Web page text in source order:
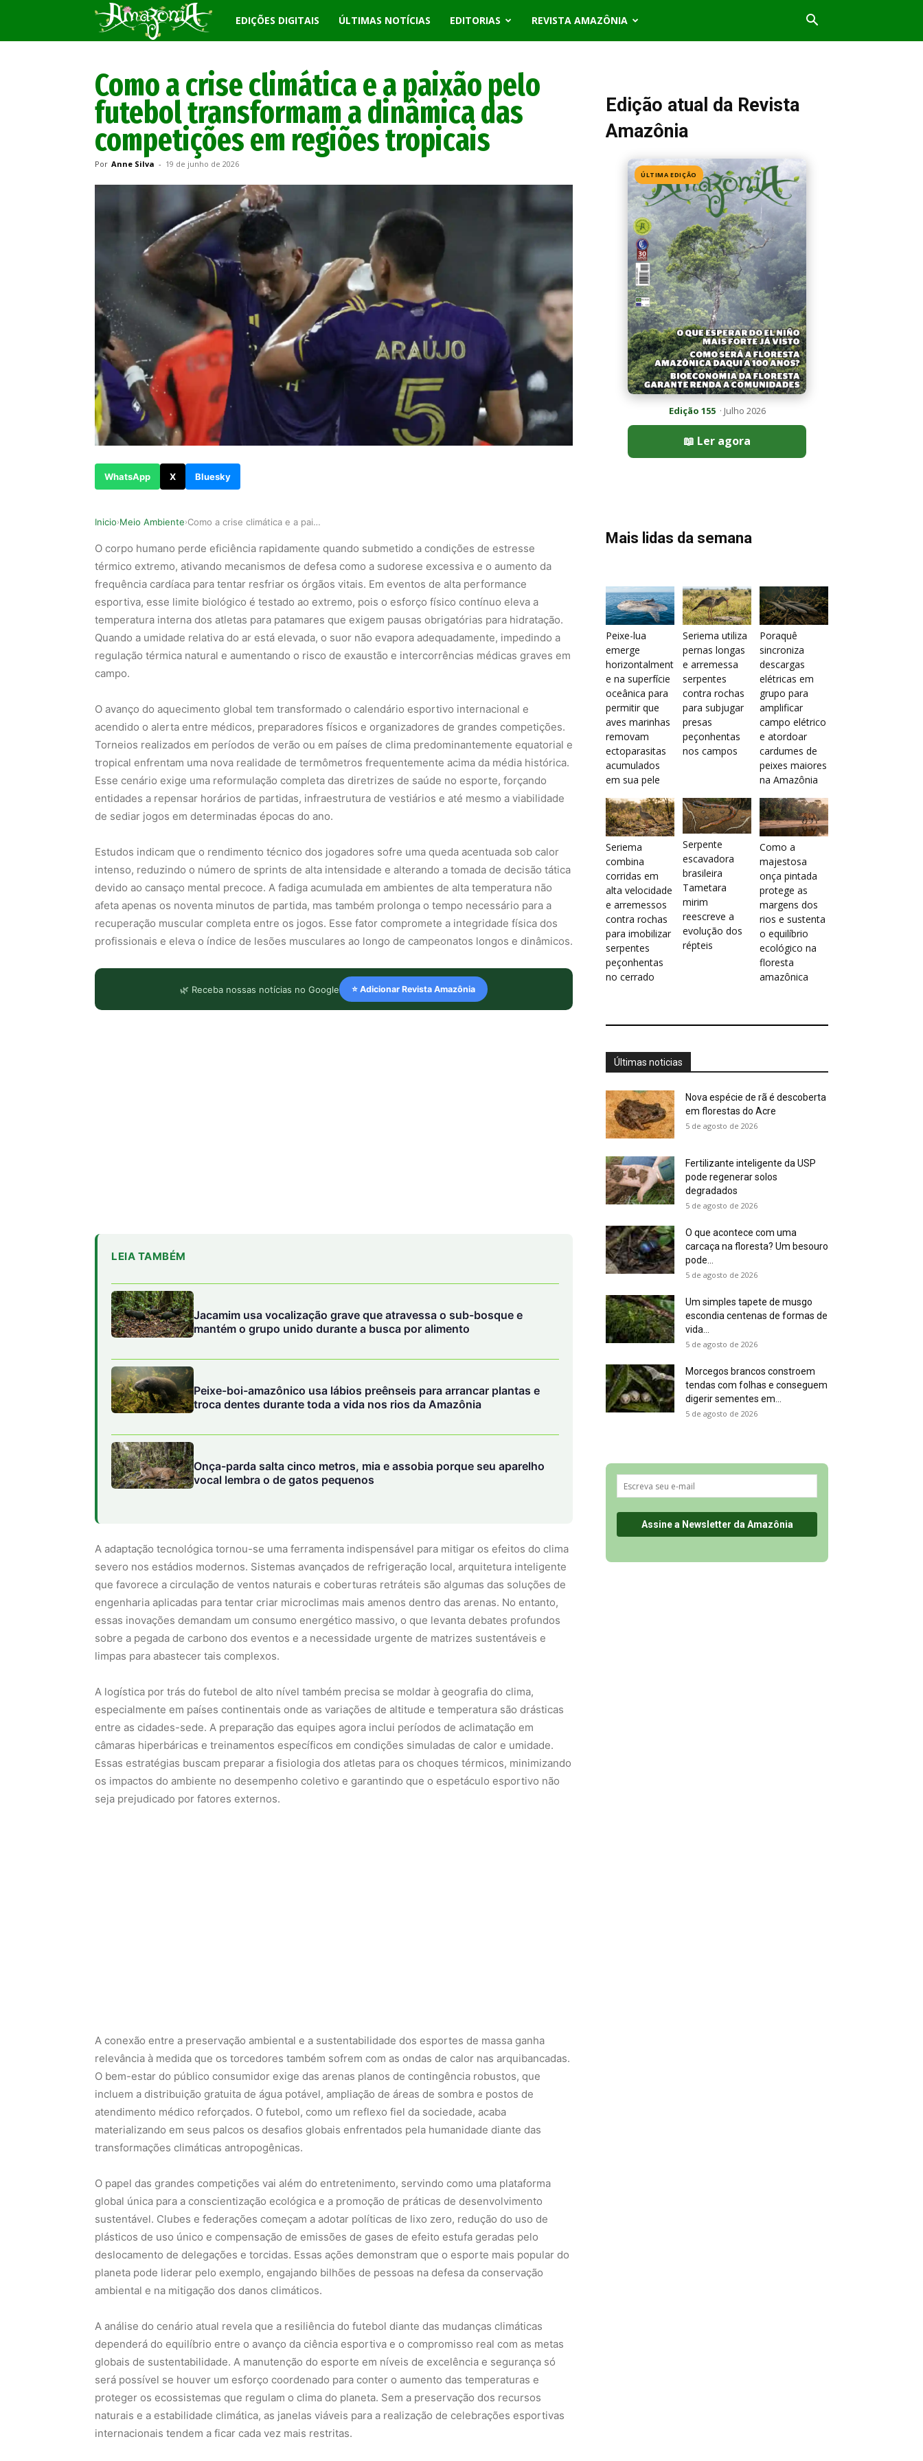
Revista
EDIÇÕES DIGITAIS ÚLTIMAS NOTÍCIAS EDITORIAS REVISTA AMAZÔNIA
Como a crise climática e a paixão pelo
futebol transformam a dinâmica das
competições em regiões tropicais
Por Anne Silva - 19 de junho de 2026
WhatsApp X Bluesky
Inicio›Meio Ambiente› Como a crise climática e a paixão pelo futebol …
O corpo humano perde eficiência rapidamente quando submetido a condições de estresse
térmico extremo, ativando mecanismos de defesa como a sudorese excessiva e o aumento da
frequência cardíaca para tentar resfriar os órgãos vitais. Em eventos de alta performance
esportiva, esse limite biológico é testado ao extremo, pois o esforço físico contínuo eleva a
temperatura interna dos atletas para patamares que exigem pausas obrigatórias para hidratação.
Quando a umidade relativa do ar está elevada, o suor não evapora adequadamente, impedindo a
regulação térmica natural e aumentando o risco de exaustão e intercorrências médicas graves em
campo.
O avanço do aquecimento global tem transformado o calendário esportivo internacional e
acendido o alerta entre médicos, preparadores físicos e organizadores de grandes competições.
Torneios realizados em períodos de verão ou em países de clima predominantemente equatorial e
tropical enfrentam uma nova realidade de termômetros frequentemente acima da média histórica.
Esse cenário exige uma reformulação completa das diretrizes de saúde no esporte, forçando
entidades a repensar horários de partidas, infraestrutura de vestiários e até mesmo a viabilidade
de sediar jogos em determinadas épocas do ano.
Estudos indicam que o rendimento técnico dos jogadores sofre uma queda acentuada sob calor
intenso, reduzindo o número de sprints de alta intensidade e alterando a tomada de decisão tática
devido ao cansaço mental precoce. A fadiga acumulada em ambientes de alta temperatura não
afeta apenas os noventa minutos de partida, mas também prolonga o tempo necessário para a
recuperação muscular completa entre os jogos. Esse fator compromete a integridade física dos
profissionais e eleva o índice de lesões musculares ao longo de campeonatos longos e dinâmicos.
🌿 Receba nossas notícias no Google ⭐ Adicionar Revista Amazônia
LEIA TAMBÉM
Jacamim usa vocalização grave que atravessa o sub-bosque e
mantém o grupo unido durante a busca por alimento
Peixe-boi-amazônico usa lábios preênseis para arrancar plantas e
troca dentes durante toda a vida nos rios da Amazônia
Onça-parda salta cinco metros, mia e assobia porque seu aparelho
vocal lembra o de gatos pequenos
A adaptação tecnológica tornou-se uma ferramenta indispensável para mitigar os efeitos do clima
severo nos estádios modernos. Sistemas avançados de refrigeração local, arquitetura inteligente
que favorece a circulação de ventos naturais e coberturas retráteis são algumas das soluções de
engenharia aplicadas para tentar criar microclimas mais amenos dentro das arenas. No entanto,
essas inovações demandam um consumo energético massivo, o que levanta debates profundos
sobre a pegada de carbono dos eventos e a necessidade urgente de matrizes sustentáveis e
limpas para abastecer tais complexos.
A logística por trás do futebol de alto nível também precisa se moldar à geografia do clima,
especialmente em países continentais onde as variações de altitude e temperatura são drásticas
entre as cidades-sede. A preparação das equipes agora inclui períodos de aclimatação em
câmaras hiperbáricas e treinamentos específicos em condições simuladas de calor e umidade.
Essas estratégias buscam preparar a fisiologia dos atletas para os choques térmicos, minimizando
os impactos do ambiente no desempenho coletivo e garantindo que o espetáculo esportivo não
seja prejudicado por fatores externos.
A conexão entre a preservação ambiental e a sustentabilidade dos esportes de massa ganha
relevância à medida que os torcedores também sofrem com as ondas de calor nas arquibancadas.
O bem-estar do público consumidor exige das arenas planos de contingência robustos, que
incluem a distribuição gratuita de água potável, ampliação de áreas de sombra e postos de
atendimento médico reforçados. O futebol, como um reflexo fiel da sociedade, acaba
materializando em seus palcos os desafios globais enfrentados pela humanidade diante das
transformações climáticas antropogênicas.
O papel das grandes competições vai além do entretenimento, servindo como uma plataforma
global única para a conscientização ecológica e a promoção de práticas de desenvolvimento
sustentável. Clubes e federações começam a adotar políticas de lixo zero, redução do uso de
plásticos de uso único e compensação de emissões de gases de efeito estufa geradas pelo
deslocamento de delegações e torcidas. Essas ações demonstram que o esporte mais popular do
planeta pode liderar pelo exemplo, engajando bilhões de pessoas na defesa da conservação
ambiental e na mitigação dos danos climáticos.
A análise do cenário atual revela que a resiliência do futebol diante das mudanças climáticas
dependerá do equilíbrio entre o avanço da ciência esportiva e o compromisso real com as metas
globais de sustentabilidade. A manutenção do esporte em níveis de excelência e segurança só
será possível se houver um esforço coordenado para conter o aumento das temperaturas e
proteger os ecossistemas que regulam o clima do planeta. Sem a preservação dos recursos
naturais e a estabilidade climática, as janelas viáveis para a realização de celebrações esportivas
internacionais tendem a ficar cada vez mais restritas.
Edição atual da Revista
Amazônia
ÚLTIMA EDIÇÃO
Edição 155· Julho 2026
📖 Ler agora
Mais lidas da semana
Peixe-lua
emerge
horizontalment
e na superfície
oceânica para
permitir que
aves marinhas
removam
ectoparasitas
acumulados
em sua pele
Seriema utiliza
pernas longas
e arremessa
serpentes
contra rochas
para subjugar
presas
peçonhentas
nos campos
Poraquê
sincroniza
descargas
elétricas em
grupo para
amplificar
campo elétrico
e atordoar
cardumes de
peixes maiores
na Amazônia
Seriema
combina
corridas em
alta velocidade
e arremessos
contra rochas
para imobilizar
serpentes
peçonhentas
no cerrado
Serpente
escavadora
brasileira
Tametara
mirim
reescreve a
evolução dos
répteis
Como a
majestosa
onça pintada
protege as
margens dos
rios e sustenta
o equilíbrio
ecológico na
floresta
amazônica
Últimas noticias
Nova espécie de rã é descoberta
em florestas do Acre
5 de agosto de 2026
Fertilizante inteligente da USP
pode regenerar solos
degradados
5 de agosto de 2026
O que acontece com uma
carcaça na floresta? Um besouro
pode...
5 de agosto de 2026
Um simples tapete de musgo
escondia centenas de formas de
vida...
5 de agosto de 2026
Morcegos brancos constroem
tendas com folhas e conseguem
digerir sementes em...
5 de agosto de 2026